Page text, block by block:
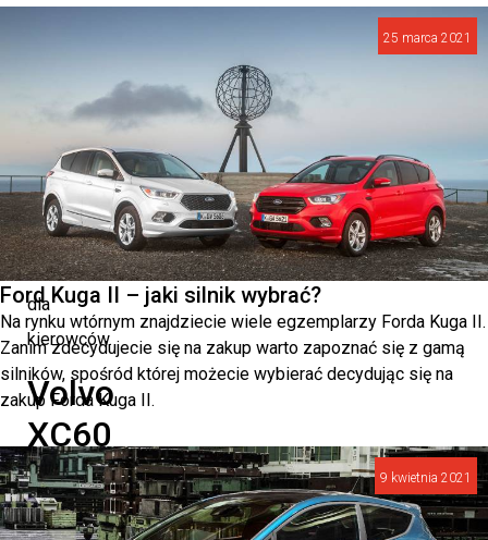
jest
to
atrakcyjny
wybór
dla
kierowców.
Volvo
XC60
pierwszej
generacji
25 marca 2021
Ford Kuga II – jaki silnik wybrać?
Na rynku wtórnym znajdziecie wiele egzemplarzy Forda Kuga II.
Zanim zdecydujecie się na zakup warto zapoznać się z gamą
silników, spośród której możecie wybierać decydując się na
zakup Forda Kuga II.
9 kwietnia 2021